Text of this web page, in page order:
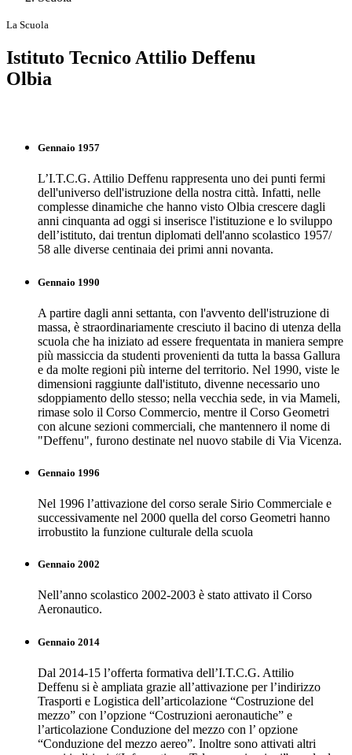
La Scuola
Istituto Tecnico Attilio Deffenu
Olbia
Gennaio 1957
L’I.T.C.G. Attilio Deffenu rappresenta uno dei punti fermi
dell'universo dell'istruzione della nostra città. Infatti, nelle
complesse dinamiche che hanno visto Olbia crescere dagli
anni cinquanta ad oggi si inserisce l'istituzione e lo sviluppo
dell’istituto, dai trentun diplomati dell'anno scolastico 1957/
58 alle diverse centinaia dei primi anni novanta.
Gennaio 1990
A partire dagli anni settanta, con l'avvento dell'istruzione di
massa, è straordinariamente cresciuto il bacino di utenza della
scuola che ha iniziato ad essere frequentata in maniera sempre
più massiccia da studenti provenienti da tutta la bassa Gallura
e da molte regioni più interne del territorio. Nel 1990, viste le
dimensioni raggiunte dall'istituto, divenne necessario uno
sdoppiamento dello stesso; nella vecchia sede, in via Mameli,
rimase solo il Corso Commercio, mentre il Corso Geometri
con alcune sezioni commerciali, che mantennero il nome di
"Deffenu", furono destinate nel nuovo stabile di Via Vicenza.
Gennaio 1996
Nel 1996 l’attivazione del corso serale Sirio Commerciale e
successivamente nel 2000 quella del corso Geometri hanno
irrobustito la funzione culturale della scuola
Gennaio 2002
Nell’anno scolastico 2002-2003 è stato attivato il Corso
Aeronautico.
Gennaio 2014
Dal 2014-15 l’offerta formativa dell’I.T.C.G. Attilio
Deffenu si è ampliata grazie all’attivazione per l’indirizzo
Trasporti e Logistica dell’articolazione “Costruzione del
mezzo” con l’opzione “Costruzioni aeronautiche” e
l’articolazione Conduzione del mezzo con l’ opzione
“Conduzione del mezzo aereo”. Inoltre sono attivati altri